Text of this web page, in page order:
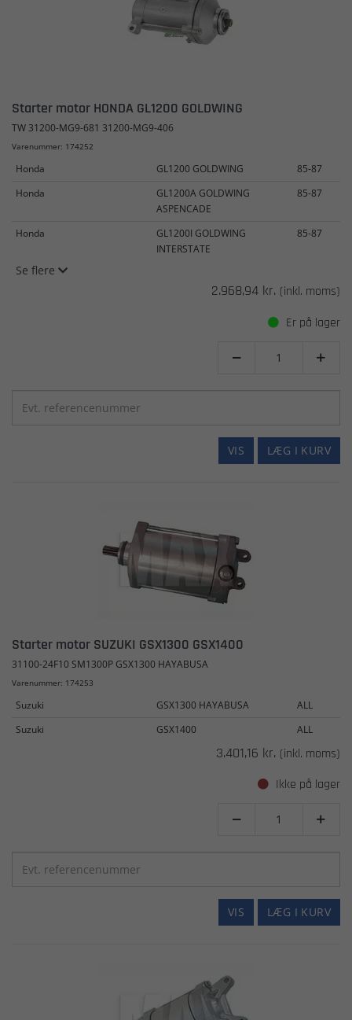
Starter motor HONDA GL1200 GOLDWING
TW 31200-MG9-681 31200-MG9-406
Varenummer: 174252
Honda GL1200 GOLDWING
85-87
Honda
GL1200A GOLDWING
ASPENCADE
85-87
Honda
GL1200I GOLDWING
INTERSTATE
85-87
Se flere
2.968,94 kr. (inkl. moms)
Er på lager
 
LÆG I KURV
VIS
Starter motor SUZUKI GSX1300 GSX1400
31100-24F10 SM1300P GSX1300 HAYABUSA
Varenummer: 174253
Suzuki GSX1300 HAYABUSA
ALL
Suzuki
GSX1400 ALL
3.401,16 kr. (inkl. moms)
Ikke på lager
 
LÆG I KURV
VIS